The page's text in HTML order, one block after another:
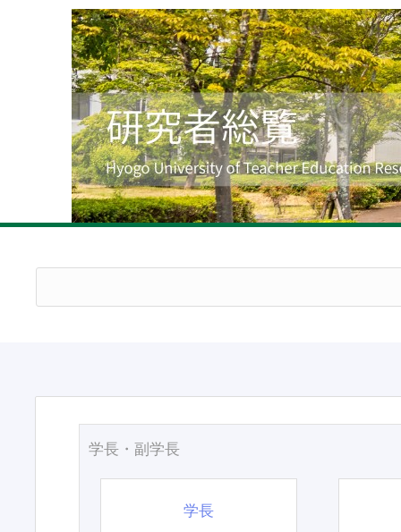
学長・副学長
学長